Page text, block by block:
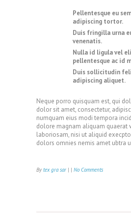
Pellentesque eu
adipiscing tortor.
Duis fringilla urna
venenatis.
Nulla id ligula vel
pellentesque ac id
Duis sollicitudin
adipiscing aliquet.
Neque porro quisquam est, qui
dolor sit amet, consectetur,
numquam eius modi tempora
dolore magnam aliquam quaerat
laboriosam, nisi ut aliquid
dolors omnies nemis amet ubtra
By tex gra sar | | No Comments